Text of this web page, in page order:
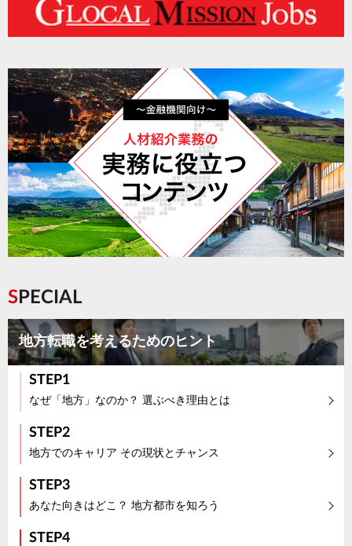
SPECIAL
地方転職を考えるためのヒント
STEP1
なぜ「地方」なのか？ 選ぶべき理由とは
STEP2
地方でのキャリア その現状とチャンス
STEP3
あなた向きはどこ？ 地方都市を知ろう
STEP4